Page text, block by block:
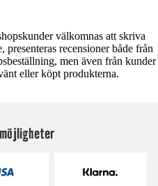
välkomnas att skriva
recensioner både från
men även från kunder
eller köpt produkterna.